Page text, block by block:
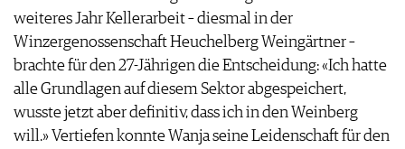
weiteres Jahr Kellerarbeit – diesmal in der
Winzergenossenschaft Heuchelberg Weingärtner –
brachte für den 27-Jährigen die Entscheidung: «Ich hatte
alle Grundlagen auf diesem Sektor abgespeichert,
wusste jetzt aber definitiv, dass ich in den Weinberg
will.» Vertiefen konnte Wanja seine Leidenschaft für den